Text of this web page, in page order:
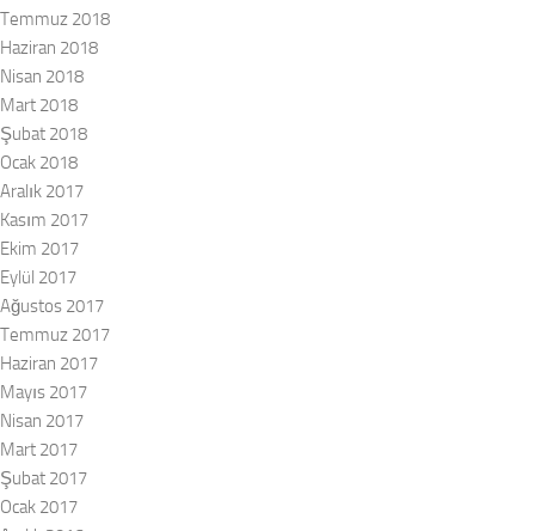
Temmuz 2018
Haziran 2018
Nisan 2018
Mart 2018
Şubat 2018
Ocak 2018
Aralık 2017
Kasım 2017
Ekim 2017
Eylül 2017
Ağustos 2017
Temmuz 2017
Haziran 2017
Mayıs 2017
Nisan 2017
Mart 2017
Şubat 2017
Ocak 2017